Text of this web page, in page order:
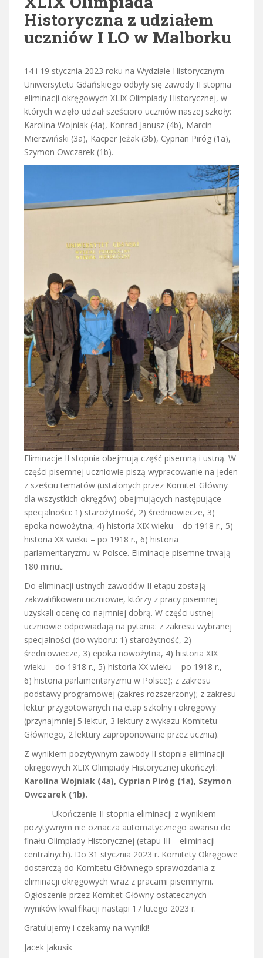
Historyczna z udziałem
uczniów I LO w Malborku
14 i 19 stycznia 2023 roku na Wydziale Historycznym
Uniwersytetu Gdańskiego odbyły się zawody II stopnia
eliminacji okręgowych XLIX Olimpiady Historycznej, w
których wzięło udział sześcioro uczniów naszej szkoły:
Karolina Wojniak (4a), Konrad Janusz (4b), Marcin
Mierzwiński (3a), Kacper Jeżak (3b), Cyprian Piróg (1a),
Szymon Owczarek (1b).
Eliminacje II stopnia obejmują część pisemną i ustną. W
części pisemnej uczniowie piszą wypracowanie na jeden
z sześciu tematów (ustalonych przez Komitet Główny
dla wszystkich okręgów) obejmujących następujące
specjalności: 1) starożytność, 2) średniowiecze, 3)
epoka nowożytna, 4) historia XIX wieku – do 1918 r., 5)
historia XX wieku – po 1918 r., 6) historia
parlamentaryzmu w Polsce. Eliminacje pisemne trwają
180 minut.
Do eliminacji ustnych zawodów II etapu zostają
zakwalifikowani uczniowie, którzy z pracy pisemnej
uzyskali ocenę co najmniej dobrą. W części ustnej
uczniowie odpowiadają na pytania: z zakresu wybranej
specjalności (do wyboru: 1) starożytność, 2)
średniowiecze, 3) epoka nowożytna, 4) historia XIX
wieku – do 1918 r., 5) historia XX wieku – po 1918 r.,
6) historia parlamentaryzmu w Polsce); z zakresu
podstawy programowej (zakres rozszerzony); z zakresu
lektur przygotowanych na etap szkolny i okręgowy
(przynajmniej 5 lektur, 3 lektury z wykazu Komitetu
Głównego, 2 lektury zaproponowane przez ucznia).
Z wynikiem pozytywnym zawody II stopnia eliminacji
okręgowych XLIX Olimpiady Historycznej ukończyli:
Karolina Wojniak (4a), Cyprian Piróg (1a), Szymon
Owczarek (1b).
Ukończenie II stopnia eliminacji z wynikiem
pozytywnym nie oznacza automatycznego awansu do
finału Olimpiady Historycznej (etapu III – eliminacji
centralnych). Do 31 stycznia 2023 r. Komitety Okręgowe
dostarczą do Komitetu Głównego sprawozdania z
eliminacji okręgowych wraz z pracami pisemnymi.
Ogłoszenie przez Komitet Główny ostatecznych
wyników kwalifikacji nastąpi 17 lutego 2023 r.
Gratulujemy i czekamy na wyniki!
Jacek Jakusik